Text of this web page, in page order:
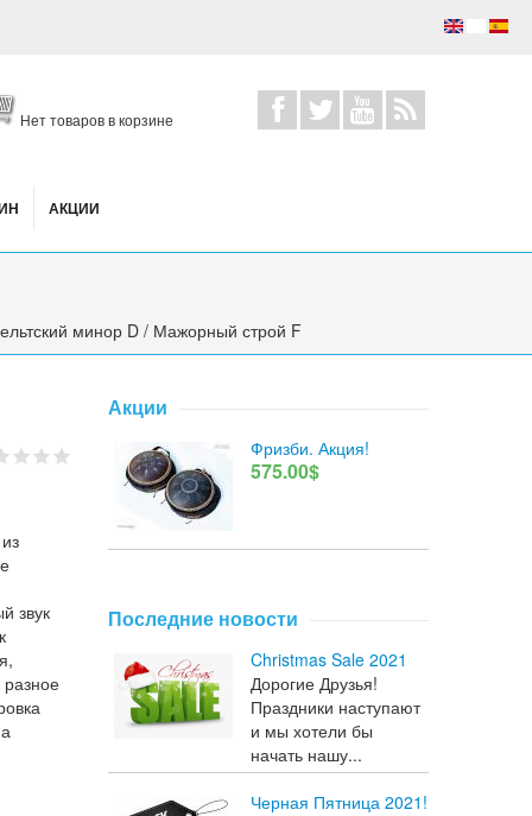
Нет товаров в корзине
АКЦИИ
минор D / Мажорный строй F
звук
Акции
Фризби. Акция!
575.00$
Последние новости
Christmas Sale 2021
Дорогие Друзья!
Праздники наступают
и мы хотели бы
начать нашу...
Черная Пятница 2021!